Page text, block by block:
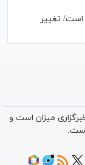
است/ تغییر
میزان است و
است.